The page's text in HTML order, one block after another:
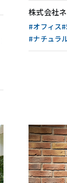
株式会社
#オフィス
#ナチュラ